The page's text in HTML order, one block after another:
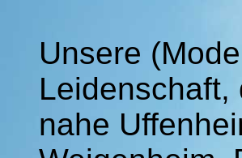
Unsere
Leidenschaft,
nahe